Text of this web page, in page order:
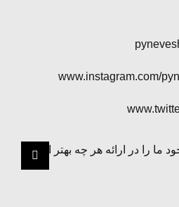
ما را در ارائه هر چه بهتر این